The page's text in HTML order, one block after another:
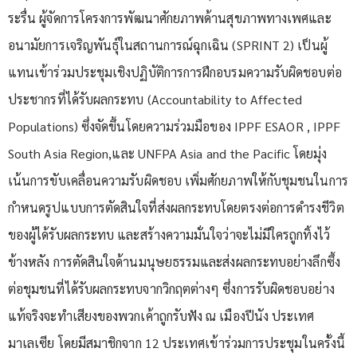
ระรื่น ผู้จัดการโครงการพัฒนาศักยภาพด้านสุขภาพทางเพศและ
อนามัยการเจริญพันธุ์ในสถานการณ์ฉุกเฉิน (SPRINT 2) เป็นผู้
แทนเข้าร่วมประชุมเชิงปฏิบัติการการฝึกอบรมความรับผิดชอบต่อ
ประชากรที่ได้รับผลกระทบ (Accountability to Affected
Populations) ซึ่งจัดขึ้นโดยความร่วมมือของ IPPF ESAOR , IPPF
South Asia Region,และ UNFPA Asia and the Pacific โดยมุ่ง
เน้นการขับเคลื่อนความรับผิดชอบ เพิ่มศักยภาพให้กับชุมชนในการ
กำหนดรูปแบบการตัดสินใจที่ส่งผลกระทบโดยตรงต่อการดำรงชีวิต
ของผู้ได้รับผลกระทบ และสร้างความมั่นใจว่าจะไม่มีใครถูกทิ้งไว้
ข้างหลัง การตัดสินใจด้านมนุษยธรรมและส่งผลกระทบอย่างลึกซึ้ง
ต่อชุมชนที่ได้รับผลกระทบจากวิกฤตต่างๆ ซึ่งการรับผิดชอบอย่าง
แท้จริงจะทำเสียงของพวกเค้าถูกรับฟัง ณ เมืองปีนัง ประเทศ
มาเลเซีย โดยมีสมาชิกจาก 12 ประเทศเข้าร่วมการประชุมในครั้งนี้